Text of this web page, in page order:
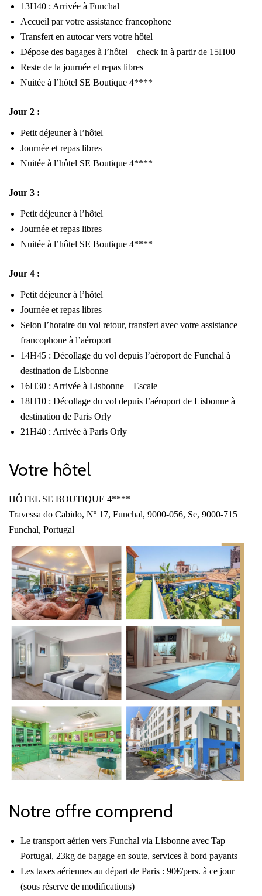
13H40 : Arrivée à Funchal
Accueil par votre assistance francophone
Transfert en autocar vers votre hôtel
Dépose des bagages à l’hôtel – check in à partir de 15H00
Reste de la journée et repas libres
Nuitée à l’hôtel SE Boutique 4****
Jour 2 :
Petit déjeuner à l’hôtel
Journée et repas libres
Nuitée à l’hôtel SE Boutique 4****
Jour 3 :
Petit déjeuner à l’hôtel
Journée et repas libres
Nuitée à l’hôtel SE Boutique 4****
Jour 4 :
Petit déjeuner à l’hôtel
Journée et repas libres
Selon l’horaire du vol retour, transfert avec votre assistance
francophone à l’aéroport
14H45 : Décollage du vol depuis l’aéroport de Funchal à
destination de Lisbonne
16H30 : Arrivée à Lisbonne – Escale
18H10 : Décollage du vol depuis l’aéroport de Lisbonne à
destination de Paris Orly
21H40 : Arrivée à Paris Orly
Votre hôtel
HÔTEL SE BOUTIQUE 4****
Travessa do Cabido, Nº 17, Funchal, 9000-056, Se, 9000-715
Funchal, Portugal
Notre offre comprend
Le transport aérien vers Funchal via Lisbonne avec Tap
Portugal, 23kg de bagage en soute, services à bord payants
Les taxes aériennes au départ de Paris : 90€/pers. à ce jour
(sous réserve de modifications)